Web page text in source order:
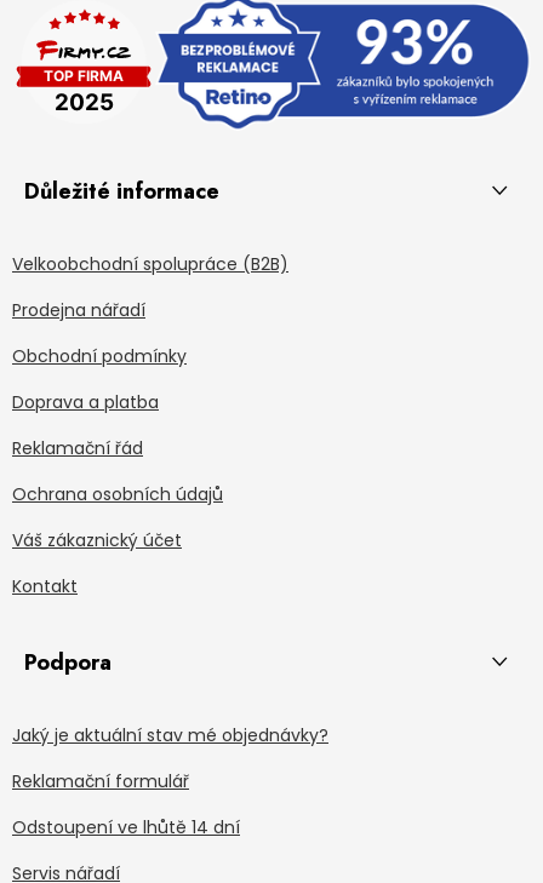
Důležité informace
Velkoobchodní spolupráce (B2B)
Prodejna nářadí
Obchodní podmínky
Doprava a platba
Reklamační řád
Ochrana osobních údajů
Váš zákaznický účet
Kontakt
Podpora
Jaký je aktuální stav mé objednávky?
Reklamační formulář
Odstoupení ve lhůtě 14 dní
Servis nářadí